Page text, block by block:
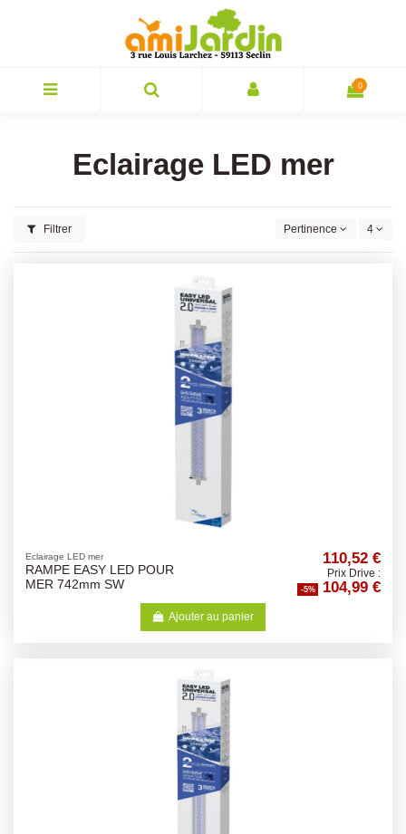
0
Eclairage LED mer
Filtrer Pertinence 4
Eclairage LED mer
RAMPE EASY LED POUR
MER 742mm SW
110,52 €
Prix Drive :
-5% 104,99 €
Ajouter au panier